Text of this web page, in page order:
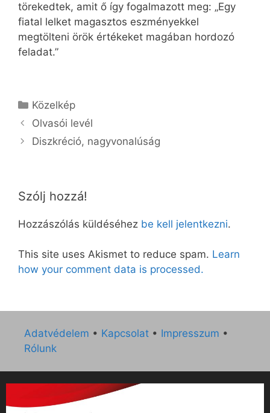
törekedtek, amit ő így fogalmazott meg: „Egy
fiatal lelket magasztos eszményekkel
megtölteni örök értékeket magában hordozó
feladat.”
Kategória
Közelkép
Olvasói levél
Diszkréció, nagyvonalúság
Szólj hozzá!
Hozzászólás küldéséhez be kell jelentkezni.
This site uses Akismet to reduce spam. Learn
how your comment data is processed.
Adatvédelem • Kapcsolat • Impresszum •
Rólunk